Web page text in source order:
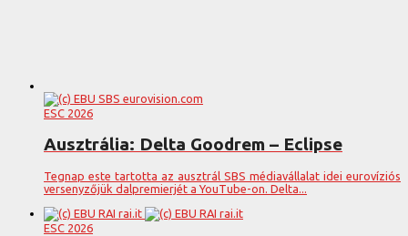
ESC 2026
Ausztrália: Delta Goodrem – Eclipse
Tegnap este tartotta az ausztrál SBS médiavállalat idei eurovíziós
versenyzőjük dalpremierjét a YouTube-on. Delta...
ESC 2026